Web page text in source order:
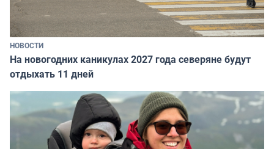
НОВОСТИ
На новогодних каникулах 2027 года северяне будут
отдыхать 11 дней